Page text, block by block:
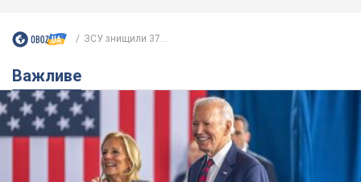
ЗСУ знищили 37...
Важливе